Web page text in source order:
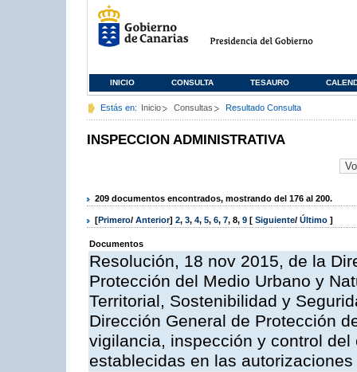
INICIO CONSULTA TESAURO
Estás en: Inicio Consultas Resultado Consulta
INSPECCION ADMINISTRATIVA
209 documentos encontrados, mostrando del 176 al 200.
[Primero/ Anterior] 2, 3, 4, 5, 6, 7, 8, 9 [ Siguiente/ Último ]
Documentos
Resolución, 18 nov 2015, de la
Protección del Medio Urbano y
Territorial, Sostenibilidad y
Dirección General de Protección
vigilancia, inspección y control
establecidas en las